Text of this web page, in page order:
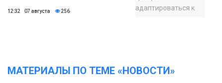
12:32 07 августа 256
МАТЕРИАЛЫ ПО ТЕМЕ «НОВОСТИ»